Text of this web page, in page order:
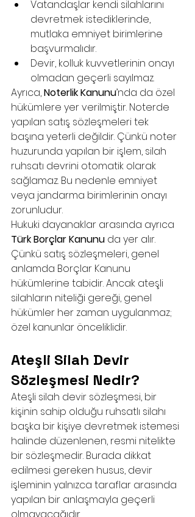
Vatandaşlar kendi silahlarını
devretmek istediklerinde,
mutlaka emniyet birimlerine
başvurmalıdır.
Devir, kolluk kuvvetlerinin onayı
olmadan geçerli sayılmaz.
Ayrıca, Noterlik Kanunu’nda da özel
hükümlere yer verilmiştir. Noterde
yapılan satış sözleşmeleri tek
başına yeterli değildir. Çünkü noter
huzurunda yapılan bir işlem, silah
ruhsatı devrini otomatik olarak
sağlamaz. Bu nedenle emniyet
veya jandarma birimlerinin onayı
zorunludur.
Hukuki dayanaklar arasında ayrıca
Türk Borçlar Kanunu da yer alır.
Çünkü satış sözleşmeleri, genel
anlamda Borçlar Kanunu
hükümlerine tabidir. Ancak ateşli
silahların niteliği gereği, genel
hükümler her zaman uygulanmaz;
özel kanunlar önceliklidir.
Ateşli Silah Devir
Sözleşmesi Nedir?
Ateşli silah devir sözleşmesi, bir
kişinin sahip olduğu ruhsatlı silahı
başka bir kişiye devretmek istemesi
halinde düzenlenen, resmi nitelikte
bir sözleşmedir. Burada dikkat
edilmesi gereken husus, devir
işleminin yalnızca taraflar arasında
yapılan bir anlaşmayla geçerli